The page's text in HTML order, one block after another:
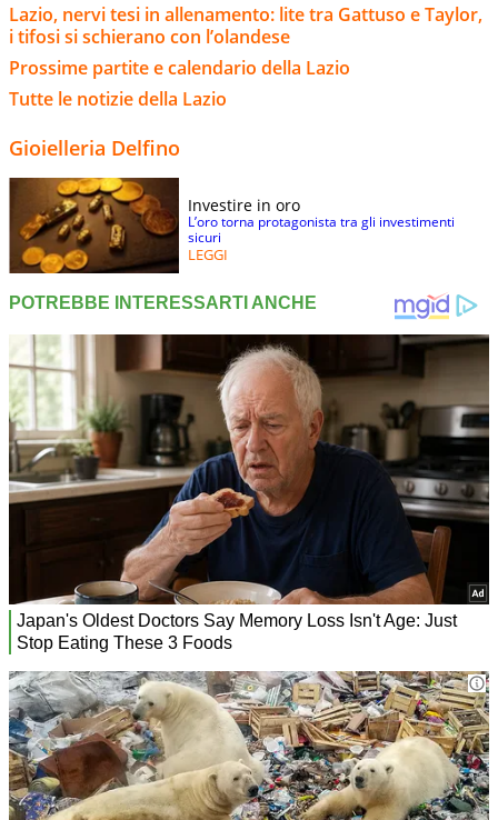
Lazio, nervi tesi in allenamento: lite tra Gattuso e Taylor,
i tifosi si schierano con l’olandese
Prossime partite e calendario della Lazio
Tutte le notizie della Lazio
Gioielleria Delfino
Investire in oro
L’oro torna protagonista tra gli investimenti
sicuri
LEGGI